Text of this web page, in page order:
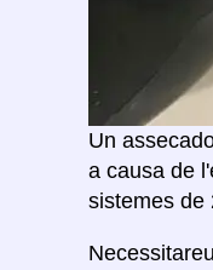
Un
a causa de
sistemes de